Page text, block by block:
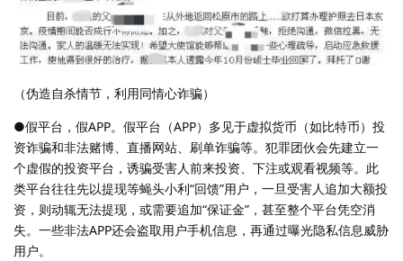
（伪造自杀情节，利用同情心诈骗）
●假平台，假APP。假平台（APP）多见于虚拟货币（如比特币）投
资诈骗和非法赌博、直播网站、刷单诈骗等。犯罪团伙会先建立一
个虚假的投资平台，诱骗受害人前来投资、下注或观看视频等。此
类平台往往先以提现等蝇头小利“回馈”用户，一旦受害人追加大额投
资，则动辄无法提现，或需要追加“保证金”，甚至整个平台凭空消
失。一些非法APP还会盗取用户手机信息，再通过曝光隐私信息威胁
用户。